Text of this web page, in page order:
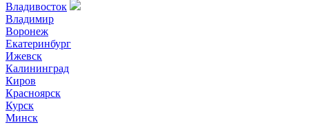
Владивосток
Владимир
Воронеж
Екатеринбург
Ижевск
Калининград
Киров
Красноярск
Курск
Минск